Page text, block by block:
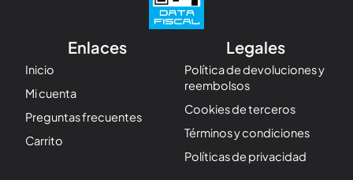
Enlaces
Inicio
Mi cuenta
Preguntas frecuentes
Carrito
Legales
Política de devoluciones y
reembolsos
Cookies de terceros
Términos y condiciones
Políticas de privacidad